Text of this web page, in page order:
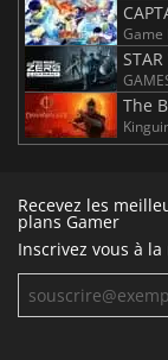
Game
The
Recevez les
plans Gamer
Inscrivez vous à